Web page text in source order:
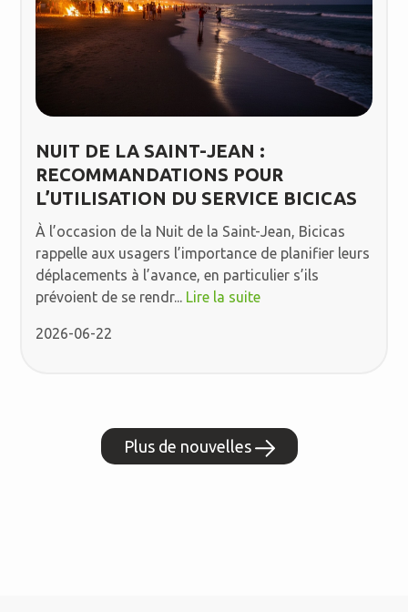
NUIT DE LA SAINT-JEAN :
RECOMMANDATIONS POUR
L’UTILISATION DU SERVICE BICICAS
À l’occasion de la Nuit de la Saint-Jean, Bicicas
rappelle aux usagers l’importance de planifier leurs
déplacements à l’avance, en particulier s’ils
prévoient de se rendr... Lire la suite
2026-06-22
Plus de nouvelles